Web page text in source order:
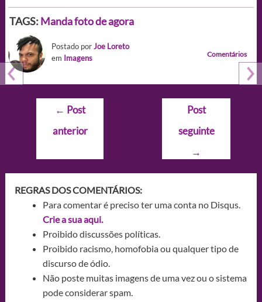
TAGS: Manda foto de agora
Postado porJoe Loreto
em Imagens Comentários
Navegação
Post
← Post
anterior
Post
seguinte
→
REGRAS DOS COMENTÁRIOS:
Para comentar é preciso ter uma conta no Disqus.
Crie a sua aqui.
Proibido discussões políticas.
Proibido racismo, homofobia ou qualquer tipo de
discurso de ódio.
Não poste muitas imagens de uma vez ou o sistema
pode considerar spam.